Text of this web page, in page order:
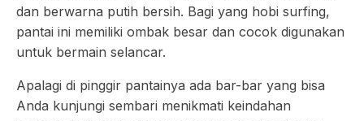
dan berwarna putih bersih. Bagi yang hobi surfing,
pantai ini memiliki ombak besar dan cocok digunakan
untuk bermain selancar.
Apalagi di pinggir pantainya ada bar-bar yang bisa
Anda kunjungi sembari menikmati keindahan